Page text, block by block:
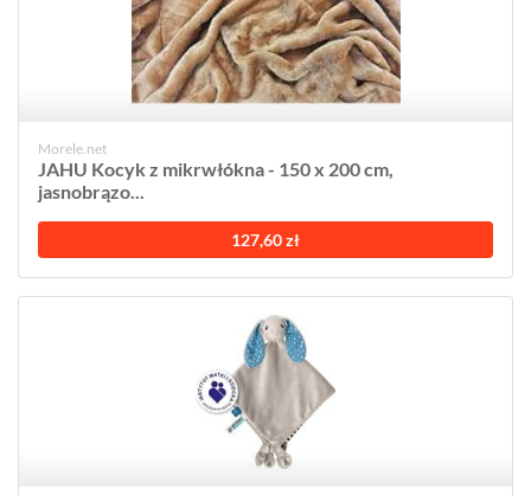
Morele.net
JAHU Kocyk z mikrwłókna - 150 x 200 cm,
jasnobrązo...
127,60 zł